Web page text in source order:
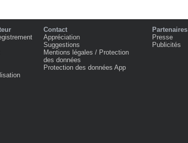
Contact
Appréciation
Suggestions
Mentions légales / Protection
des données
Protection des données App
Partenaires
Presse
Publicités